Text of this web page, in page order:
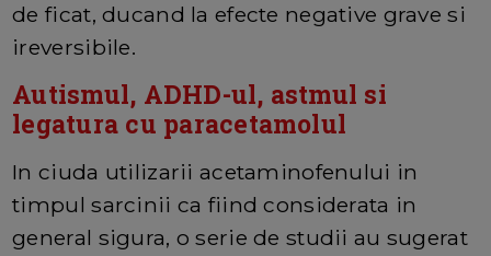
de ficat, ducand la efecte negative grave si
ireversibile.
Autismul, ADHD-ul, astmul si
legatura cu paracetamolul
In ciuda utilizarii acetaminofenului in
timpul sarcinii ca fiind considerata in
general sigura, o serie de studii au sugerat